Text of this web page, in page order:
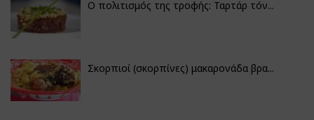
Ο πολιτισμός της τροφής: Ταρτάρ τόν...
Σκορπιοί (σκορπίνες) μακαρονάδα βρα...